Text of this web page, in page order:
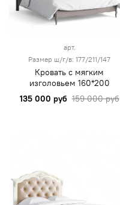
арт.
Размер ш/г/в: 177/211/147
Кровать с мягким
изголовьем 160*200
135 000 руб 159 000 руб